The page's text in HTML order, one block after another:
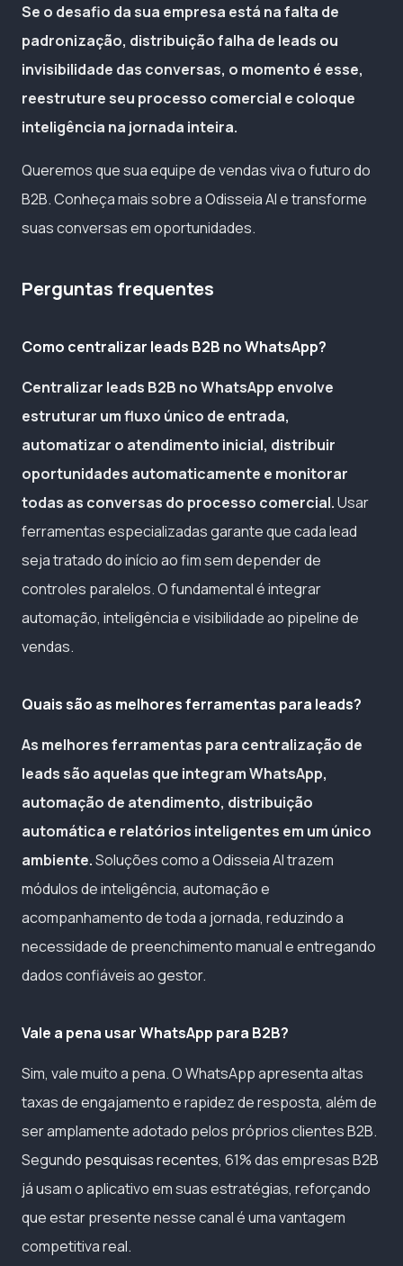
Se o desafio da sua empresa está na falta de
padronização, distribuição falha de leads ou
invisibilidade das conversas, o momento é esse,
reestruture seu processo comercial e coloque
inteligência na jornada inteira.
Queremos que sua equipe de vendas viva o futuro do
B2B. Conheça mais sobre a Odisseia AI e transforme
suas conversas em oportunidades.
Perguntas frequentes
Como centralizar leads B2B no WhatsApp?
Centralizar leads B2B no WhatsApp envolve
estruturar um fluxo único de entrada,
automatizar o atendimento inicial, distribuir
oportunidades automaticamente e monitorar
todas as conversas do processo comercial.Usar
ferramentas especializadas garante que cada lead
seja tratado do início ao fim sem depender de
controles paralelos. O fundamental é integrar
automação, inteligência e visibilidade ao pipeline de
vendas.
Quais são as melhores ferramentas para leads?
As melhores ferramentas para centralização de
leads são aquelas que integram WhatsApp,
automação de atendimento, distribuição
automática e relatórios inteligentes em um único
ambiente.Soluções como a Odisseia AI trazem
módulos de inteligência, automação e
acompanhamento de toda a jornada, reduzindo a
necessidade de preenchimento manual e entregando
dados confiáveis ao gestor.
Vale a pena usar WhatsApp para B2B?
Sim, vale muito a pena. O WhatsApp apresenta altas
taxas de engajamento e rapidez de resposta, além de
ser amplamente adotado pelos próprios clientes B2B.
Segundo pesquisas recentes, 61% das empresas B2B
já usam o aplicativo em suas estratégias, reforçando
que estar presente nesse canal é uma vantagem
competitiva real.